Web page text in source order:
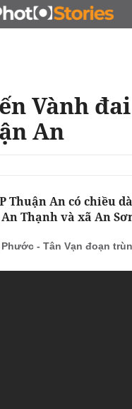
GIÁ - ĐẤU THẦU KINH
Vành
An
Thuận An có chiều
Thạnh và xã An
- Tân Vạn đoạn